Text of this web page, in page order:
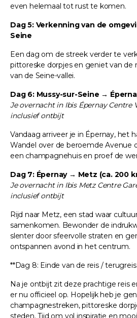
even helemaal tot rust te komen.
Dag 5: Verkenning van de
Seine
Een dag om de streek verder te
pittoreske dorpjes en geniet van de
van de Seine-vallei.
Dag 6: Mussy-sur-Seine →
Je overnacht in Ibis Épernay Centre
inclusief ontbijt
Vandaag arriveer je in Épernay, het
Wandel over de beroemde Avenue
een champagnehuis en proef de
Dag 7: Épernay → Metz (ca. 200
Je overnacht in Ibis Metz Centre
inclusief ontbijt
Rijd naar Metz, een stad waar
samenkomen. Bewonder de
slenter door sfeervolle straten en
ontspannen avond in het centrum.
**Dag 8: Einde van de reis / terugreis
Na je ontbijt zit deze prachtige reis
er nu officieel op. Hopelijk heb je
champagnestreken, pittoreske
steden. Tijd om vol inspiratie en